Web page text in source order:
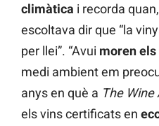
climàtica i recorda
escoltava dir que “la
per llei”. “Avui moren
medi ambient em
anys en què a The
els vins certificats en